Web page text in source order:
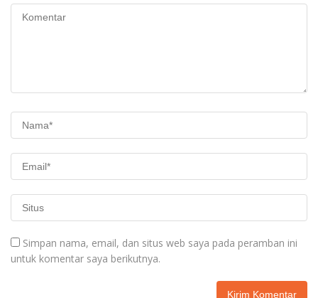
Simpan nama, email, dan situs web saya pada peramban ini
untuk komentar saya berikutnya.